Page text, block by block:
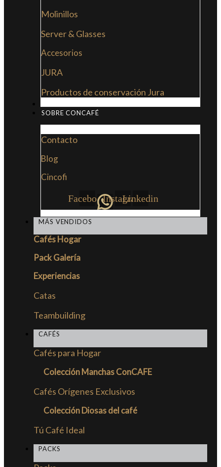
Molinillos
Server & Glasses
Accesorios
JURA
Productos de conservación Jura
SOBRE CONCAFÉ
Contacto
Blog
Cincofi
FacebookInstagram
Linkedin
MÁS VENDIDOS
Cafés Hogar
Pack Galería
Experiencias
Catas
Teambuilding
CAFÉS
Cafés para Hogar
Colección Manchas ConCAFE
Cafés Orígenes Exclusivos
Colección Diosas del café
Tú Café Ideal
PACKS